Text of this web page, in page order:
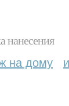
нанесения
на дому